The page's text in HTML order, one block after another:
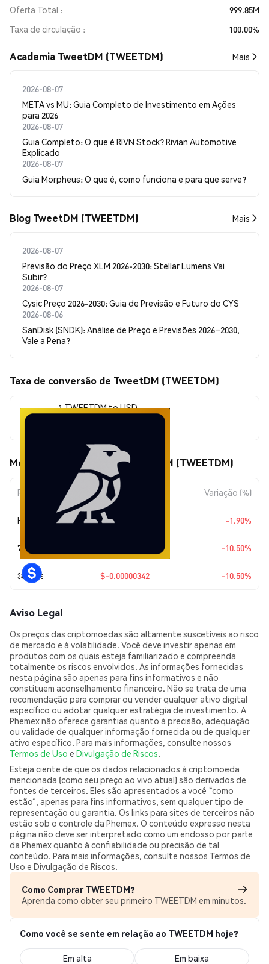
Oferta Total
999.85M
Taxa de circulação
100.00%
Academia TweetDM (TWEETDM) Mais
2026-08-07
META vs MU: Guia Completo de Investimento em Ações
para 2026
2026-08-07
Guia Completo: O que é RIVN Stock? Rivian Automotive
Explicado
2026-08-07
Guia Morpheus: O que é, como funciona e para que serve?
Blog TweetDM (TWEETDM) Mais
2026-08-07
Previsão do Preço XLM 2026-2030: Stellar Lumens Vai
Subir?
2026-08-07
Cysic Preço 2026-2030: Guia de Previsão e Futuro do CYS
2026-08-06
SanDisk (SNDK): Análise de Preço e Previsões 2026–2030,
Vale a Pena?
Taxa de conversão de TweetDM (TWEETDM)
1 TWEETDM to USD
Movimentos de preço de TweetDM (TWEETDM)
Período Variação do Valor Variação (%)
Hoje $-0.00000056 -1.90%
7 Dias -10.50%
30 Dias $-0.00000342 -10.50%
Aviso Legal
Os preços das criptomoedas são altamente suscetíveis ao risco
de mercado e à volatilidade. Você deve investir apenas em
produtos com os quais esteja familiarizado e compreenda
totalmente os riscos envolvidos. As informações fornecidas
nesta página são apenas para fins informativos e não
constituem aconselhamento financeiro. Não se trata de uma
recomendação para comprar ou vender qualquer ativo digital
específico ou adotar qualquer estratégia de investimento. A
Phemex não oferece garantias quanto à precisão, adequação
ou validade de qualquer informação fornecida ou de qualquer
ativo específico. Para mais informações, consulte nossos
Termos de Uso e Divulgação de Riscos.
Esteja ciente de que os dados relacionados à criptomoeda
mencionada (como seu preço ao vivo atual) são derivados de
fontes de terceiros. Eles são apresentados a você “como
estão”, apenas para fins informativos, sem qualquer tipo de
representação ou garantia. Os links para sites de terceiros não
estão sob o controle da Phemex. O conteúdo expresso nesta
página não deve ser interpretado como um endosso por parte
da Phemex quanto à confiabilidade ou precisão de tal
conteúdo. Para mais informações, consulte nossos Termos de
Uso e Divulgação de Riscos.
Como Comprar TWEETDM?
Aprenda como obter seu primeiro TWEETDM em minutos.
Como você se sente em relação ao TWEETDM hoje?
Em alta Em baixa